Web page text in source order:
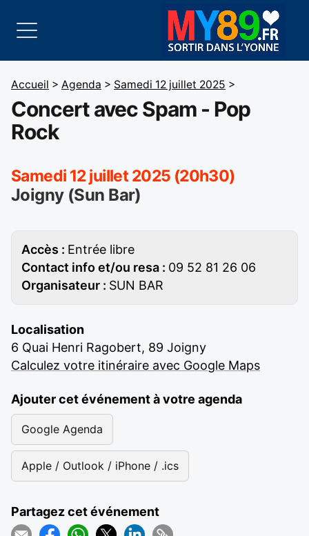
Accueil > Agenda > Samedi 12 juillet 2025 >
Concert avec Spam - Pop
Rock
Samedi 12 juillet 2025 (20h30)
Joigny (Sun Bar)
Accès : Entrée libre
Contact info et/ou resa : 09 52 81 26 06
Organisateur : SUN BAR
Localisation
6 Quai Henri Ragobert, 89 Joigny
Calculez votre itinéraire avec Google Maps
Ajouter cet événement à votre agenda
Google Agenda
Apple / Outlook / iPhone / .ics
Partagez cet événement